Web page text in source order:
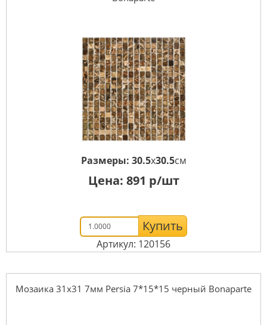
Размеры: 30.5x30.5см
Цена: 891 р/шт
Купить
Артикул: 120156
Мозаика 31x31 7мм Persia 7*15*15 черный Bonaparte